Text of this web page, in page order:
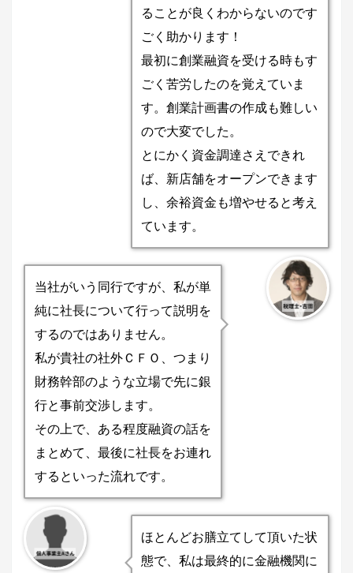
ることが良くわからないのです
ごく助かります！
最初に創業融資を受ける時もす
ごく苦労したのを覚えていま
す。創業計画書の作成も難しい
ので大変でした。
とにかく資金調達さえできれ
ば、新店舗をオープンできます
し、余裕資金も増やせると考え
ています。
当社がいう同行ですが、私が単
純に社長について行って説明を
するのではありません。
私が貴社の社外ＣＦＯ、つまり
財務幹部のような立場で先に銀
行と事前交渉します。
その上で、ある程度融資の話を
まとめて、最後に社長をお連れ
するといった流れです。
ほとんどお膳立てして頂いた状
態で、私は最終的に金融機関に